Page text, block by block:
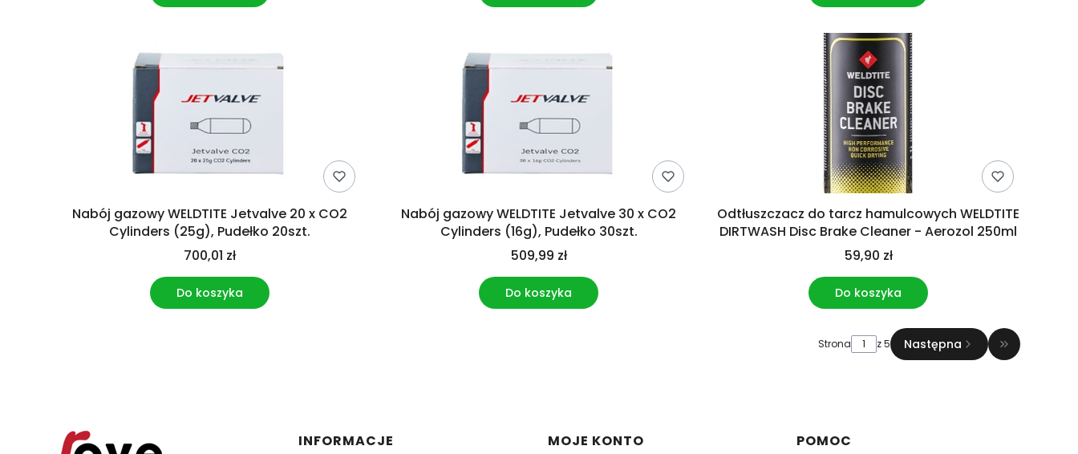
Nabój gazowy WELDTITE Jetvalve 20 x CO2
Cylinders (25g), Pudełko 20szt.
700,01 zł
Do koszyka
Nabój gazowy WELDTITE Jetvalve 30 x CO2
Cylinders (16g), Pudełko 30szt.
509,99 zł
Do koszyka
Odtłuszczacz do tarcz hamulcowych WELDTITE
DIRTWASH Disc Brake Cleaner - Aerozol 250ml
59,90 zł
Do koszyka
Strona z 5 Następna Przejdź do
Linki w stopce
INFORMACJE MOJE KONTO POMOC